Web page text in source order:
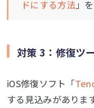
ドにする方法」
対策 3：修復ツ
iOS修復ソフト「
する見込みがありま